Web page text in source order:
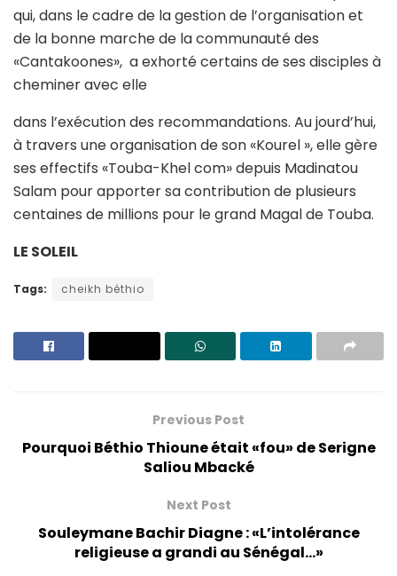
qui, dans le cadre de la gestion de l’organisation et
de la bonne marche de la communauté des
«Cantakoones», a exhorté certains de ses disciples à
cheminer avec elle
dans l’exécution des recommandations. Au jourd’hui,
à travers une organisation de son «Kourel », elle gère
ses effectifs «Touba-Khel com» depuis Madinatou
Salam pour apporter sa contribution de plusieurs
centaines de millions pour le grand Magal de Touba.
LE SOLEIL
Tags: cheikh béthio
Previous Post
Pourquoi Béthio Thioune était «fou» de Serigne
Saliou Mbacké
Next Post
Souleymane Bachir Diagne : «L’intolérance
religieuse a grandi au Sénégal…»